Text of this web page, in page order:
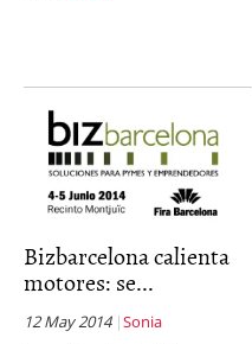
Bizbarcelona calienta
motores: se...
12 May 2014 Sonia